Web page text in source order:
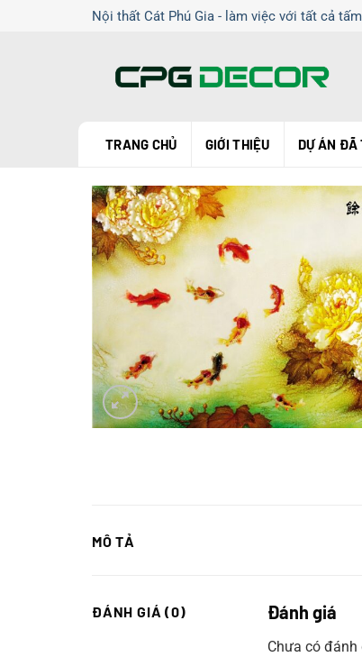
Nội thất Cát Phú Gia - làm việc với tất cả
TRANG CHỦ GIỚI THIỆU DỰ ÁN ĐÃ
MÔ TẢ
ĐÁNH GIÁ (0) Đánh giá
Chưa có đánh